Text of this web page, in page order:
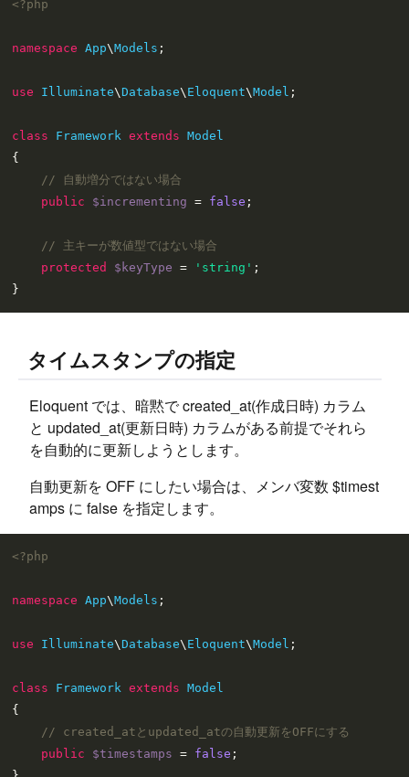
<?php
namespace App\Models ;
use Illuminate\Database\ Eloquent\Model ;
class Framework extends
Model
{
// 自動増分ではない場合
public
$incrementing = false ;
// 主キーが数値型ではない場合
protected
$keyType = 'string' ;
タイムスタンプの指定
Eloquent では、暗黙で created_at(作成日時) カラム
と updated_at(更新日時) カラムがある前提でそれら
を自動的に更新しようとします。
自動更新を OFF にしたい場合は、メンバ変数 $timest
amps に false を指定します。
<?php
namespace App\Models ;
use Illuminate\Database\ Eloquent\Model ;
class Framework extends
Model
{
// created_atとupdated_atの自動更新をOFFにする
public
$timestamps = false ;